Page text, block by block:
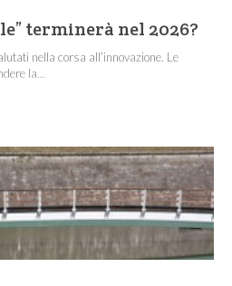
terminerà nel 2026?
nella corsa all’innovazione. Le
la...